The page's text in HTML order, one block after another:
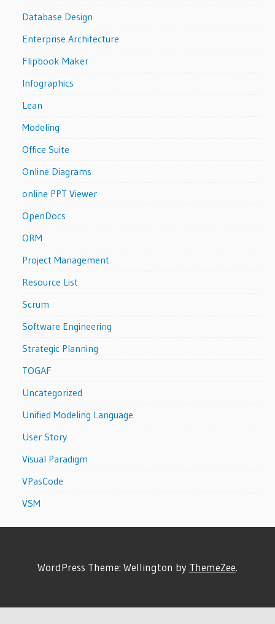
Database Design
Enterprise Architecture
Flipbook Maker
Infographics
Lean
Modeling
Office Suite
Online Diagrams
online PPT Viewer
OpenDocs
ORM
Project Management
Resource List
Scrum
Software Engineering
Strategic Planning
TOGAF
Uncategorized
Unified Modeling Language
User Story
Visual Paradigm
VPasCode
VSM
WordPress Theme: Wellington by ThemeZee.